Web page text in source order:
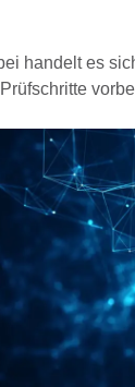
handelt es